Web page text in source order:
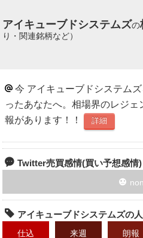
アイキューブドシステムズの
り・関連銘柄など）
今 アイキューブドシステム
ったあなたへ。相場界のレジ
報があります！！
詳細
Twitter売買感情(買い予想感情)
アイキューブドシステムズの
仕込 来週 朗報